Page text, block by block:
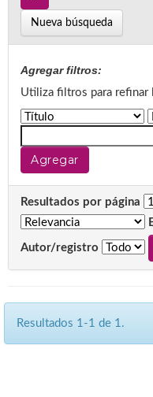
Nueva búsqueda
Agregar filtros:
Utiliza filtros para refinar
Resultados por página
Autor/registro
Resultados 1-1 de 1.